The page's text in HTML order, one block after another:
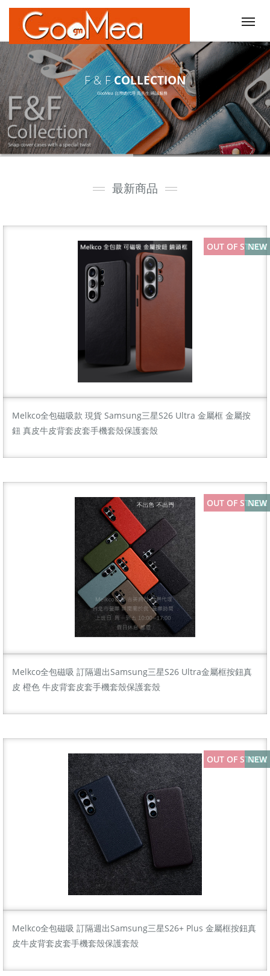
F & FCOLLECTION
GooMea 台灣總代理高先生 竭誠服務
最新商品
OUT OF STOCK
NEW
Melkco全包磁吸款 現貨 Samsung三星S26 Ultra 金屬框 金屬按
鈕 真皮牛皮背套皮套手機套殼保護套殼
OUT OF STOCK
NEW
Melkco全包磁吸 訂隔週出Samsung三星S26 Ultra金屬框按鈕真
皮 橙色 牛皮背套皮套手機套殼保護套殼
OUT OF STOCK
NEW
Melkco全包磁吸 訂隔週出Samsung三星S26+ Plus 金屬框按鈕真
皮牛皮背套皮套手機套殼保護套殼